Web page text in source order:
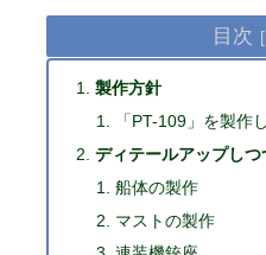
目次
製作方針
「PT-109」を製作
ディテールアップしつ
船体の製作
マストの製作